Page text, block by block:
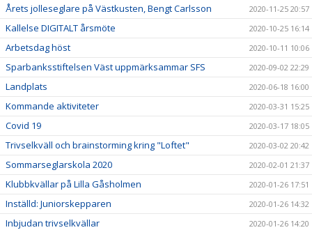
Årets jolleseglare på Västkusten, Bengt Carlsson 2020-11-25 20:57
Kallelse DIGITALT årsmöte 2020-10-25 16:14
Arbetsdag höst 2020-10-11 10:06
Sparbanksstiftelsen Väst uppmärksammar SFS 2020-09-02 22:29
Landplats 2020-06-18 16:00
Kommande aktiviteter 2020-03-31 15:25
Covid 19 2020-03-17 18:05
Trivselkväll och brainstorming kring "Loftet" 2020-03-02 20:42
Sommarseglarskola 2020 2020-02-01 21:37
Klubbkvällar på Lilla Gåsholmen 2020-01-26 17:51
Inställd: Juniorskepparen 2020-01-26 14:32
Inbjudan trivselkvällar 2020-01-26 14:20